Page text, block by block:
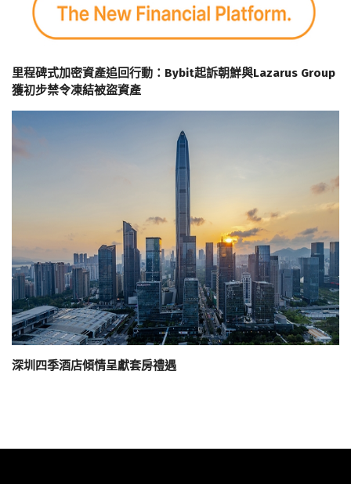
里程碑式加密資產追回行動：Bybit起訴朝鮮與Lazarus Group
獲初步禁令凍結被盜資產
深圳四季酒店傾情呈獻套房禮遇